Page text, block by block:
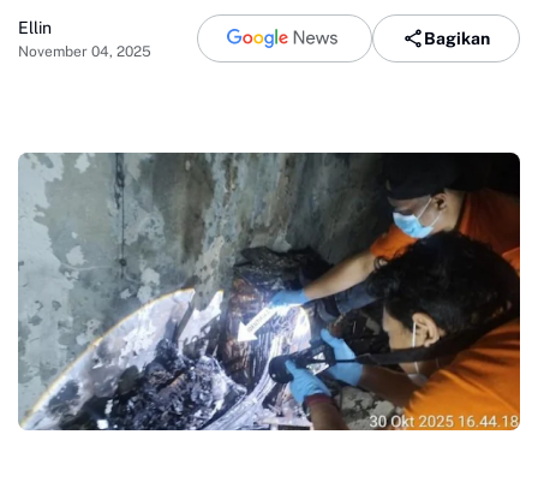
Ellin
November 04, 2025
Bagikan